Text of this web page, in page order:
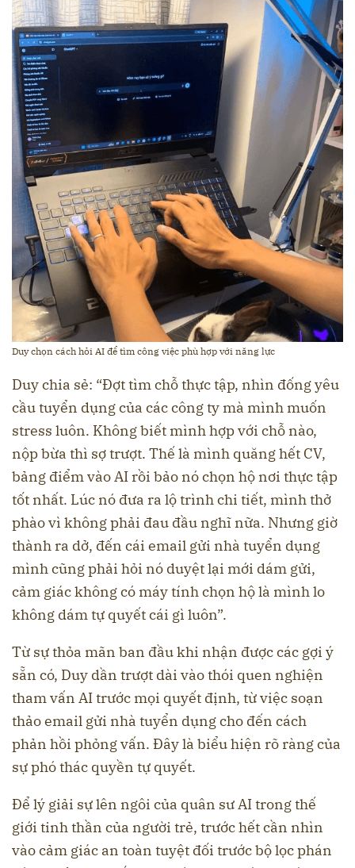
Duy chọn cách hỏi AI để tìm công việc phù hợp với năng lực
Duy chia sẻ: “Đợt tìm chỗ thực tập, nhìn đống yêu
cầu tuyển dụng của các công ty mà mình muốn
stress luôn. Không biết mình hợp với chỗ nào,
nộp bừa thì sợ trượt. Thế là mình quăng hết CV,
bảng điểm vào AI rồi bảo nó chọn hộ nơi thực tập
tốt nhất. Lúc nó đưa ra lộ trình chi tiết, mình thở
phào vì không phải đau đầu nghĩ nữa. Nhưng giờ
thành ra dở, đến cái email gửi nhà tuyển dụng
mình cũng phải hỏi nó duyệt lại mới dám gửi,
cảm giác không có máy tính chọn hộ là mình lo
không dám tự quyết cái gì luôn”.
Từ sự thỏa mãn ban đầu khi nhận được các gợi ý
sẵn có, Duy dần trượt dài vào thói quen nghiện
tham vấn AI trước mọi quyết định, từ việc soạn
thảo email gửi nhà tuyển dụng cho đến cách
phản hồi phỏng vấn. Đây là biểu hiện rõ ràng của
sự phó thác quyền tự quyết.
Để lý giải sự lên ngôi của quân sư AI trong thế
giới tinh thần của người trẻ, trước hết cần nhìn
vào cảm giác an toàn tuyệt đối trước bộ lọc phán